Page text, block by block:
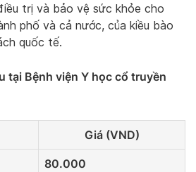
trị và bảo vệ sức khỏe cho
phố và cả nước, của kiều bào
quốc tế.
tại Bệnh viện Y học cổ truyền
Giá (VND)
80.000